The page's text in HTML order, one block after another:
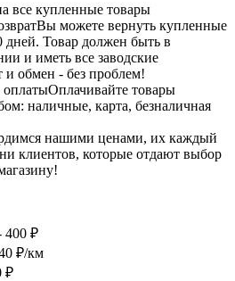
все купленные товары
Вы можете вернуть купленные
дней. Товар должен быть в
и иметь все заводские
и обмен - без проблем!
оплатыОплачивайте товары
наличные, карта, безналичная
нашими ценами, их каждый
клиентов, которые отдают выбор
₽
₽/км
₽